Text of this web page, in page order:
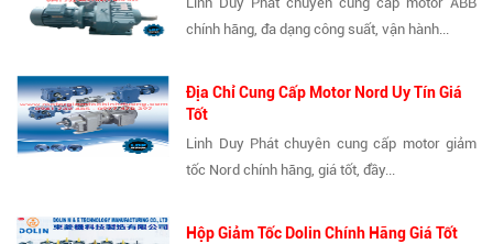
chính hãng, đa dạng công suất, vận hành...
Địa Chỉ Cung Cấp Motor Nord Uy Tín Giá
Tốt
Linh Duy Phát chuyên cung cấp motor giảm
tốc Nord chính hãng, giá tốt, đầy...
Hộp Giảm Tốc Dolin Chính Hãng Giá Tốt